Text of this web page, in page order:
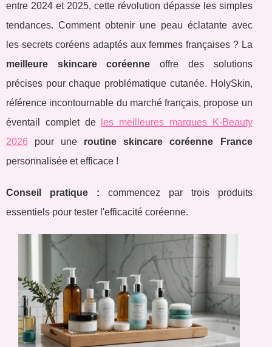
entre 2024 et 2025, cette révolution dépasse les simples
tendances. Comment obtenir une peau éclatante avec
les secrets coréens adaptés aux femmes françaises ? La
meilleure skincare coréenne offre des solutions
précises pour chaque problématique cutanée. HolySkin,
référence incontournable du marché français, propose un
éventail complet de
les meilleures marques K-Beauty
2026 pour une routine skincare coréenne France
personnalisée etefficace !
Conseil pratique : commencez par trois produits
essentiels pour tester l'efficacité coréenne.